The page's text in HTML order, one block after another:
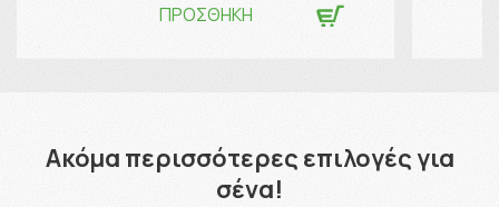
ΠΡΟΣΘΗΚΗ
Ακόμα περισσότερες επιλογές για
σένα!